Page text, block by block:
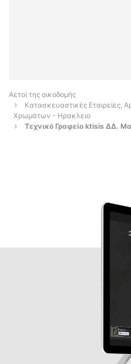
Αετοί της οικοδομής
Κατασκευαστικές Εταιρείες,
Χρωμάτων - Ηρακλειο
Τεχνικό Γραφείο ktisis ΔΔ.